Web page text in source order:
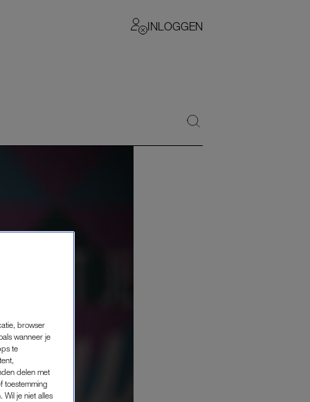
INLOGGEN
browser
wanneer je
te
delen met
toestemming
Wil je niet alles